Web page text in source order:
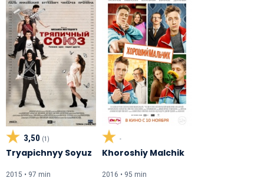
3,50 (1)
Tryapichnyy Soyuz
2015 • 97 min
-
Khoroshiy Malchik
2016 • 95 min